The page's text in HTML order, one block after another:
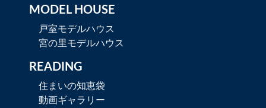
MODEL HOUSE
戸室モデルハウス
宮の里モデルハウス
READING
住まいの知恵袋
動画ギャラリー